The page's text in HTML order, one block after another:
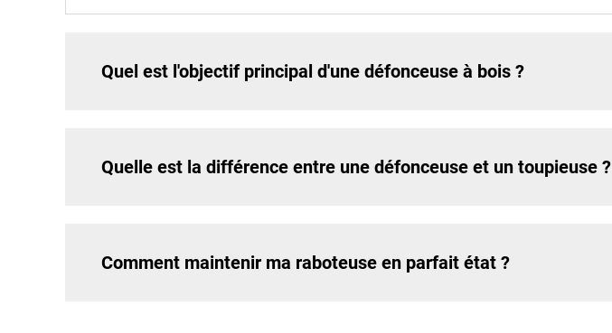
Quel est l'objectif principal d'une défonceuse à bois ?
Quelle est la différence entre une défonceuse et un toupieuse ?
Comment maintenir ma raboteuse en parfait état ?